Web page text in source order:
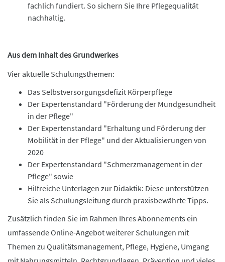
fachlich fundiert. So sichern Sie Ihre Pflegequalität
nachhaltig.
Aus dem Inhalt des Grundwerkes
Vier aktuelle Schulungsthemen:
Das Selbstversorgungsdefizit Körperpflege
Der Expertenstandard "Förderung der Mundgesundheit
in der Pflege"
Der Expertenstandard "Erhaltung und Förderung der
Mobilität in der Pflege" und der Aktualisierungen von
2020
Der Expertenstandard "Schmerzmanagement in der
Pflege" sowie
Hilfreiche Unterlagen zur Didaktik: Diese unterstützen
Sie als Schulungsleitung durch praxisbewährte Tipps.
Zusätzlich finden Sie im Rahmen Ihres Abonnements ein
umfassende Online-Angebot weiterer Schulungen mit
Themen zu Qualitätsmanagement, Pflege, Hygiene, Umgang